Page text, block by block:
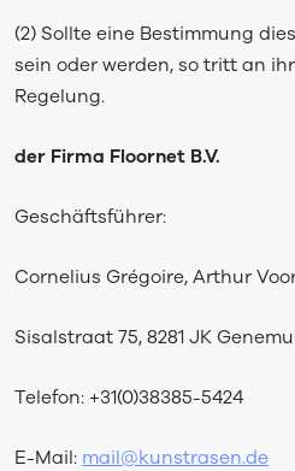
(2) Sollte eine Bestimmung
sein oder werden, so tritt an
Regelung.
der Firma Floornet B.V.
Geschäftsführer:
Cornelius Grégoire, Arthur
Sisalstraat 75, 8281 JK
Telefon: +31(0)38385-5424
E-Mail: mail@kunstrasen.de